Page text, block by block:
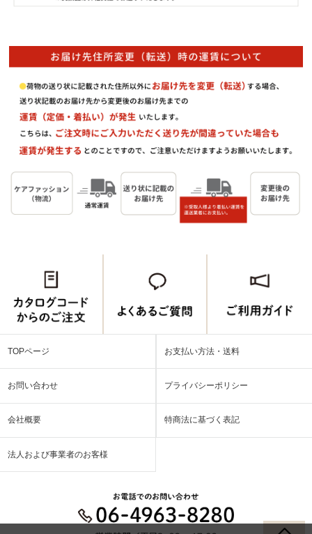
TOPページ お支払い方法・送料
お問い合わせ プライバシーポリシー
会社概要 特商法に基づく表記
法人および事業者のお客様